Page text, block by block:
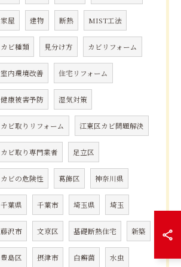
家屋 建物 断熱 MIST工法
カビ種類 見分け方 カビリフォーム
室内環境改善 住宅リフォーム
健康被害予防 湿気対策
カビ取りリフォーム 江東区カビ問題解決
カビ取り専門業者 足立区
カビの危険性 葛飾区 神奈川県
千葉県 千葉市 埼玉県 埼玉
藤沢市 文京区 基礎断熱住宅 新築
豊島区 摂津市 白癬菌 水虫